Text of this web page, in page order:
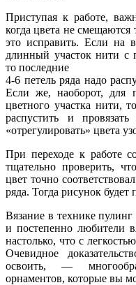
Приступая к работе,
когда цвета не смещаются
это исправить. Если на
длинный участок нити с
то последние
4-6 петель ряда надо
Если же, наоборот, для
цветного участка нити,
распустить и
«отрегулировать» цвета
При переходе к работе
тщательно проверить,
цвет точно
ряда. Тогда рисунок будет
Вязание в технике пулинг
и постепенно любители
настолько, что с
Очевидное
освоить, —
орнаментов, которые вы